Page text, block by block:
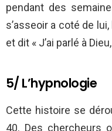
pendant des
s’asseoir a coté de
et dit « J’ai parlé à
5/ L’hypnologie
Cette histoire se
40. Des chercheurs